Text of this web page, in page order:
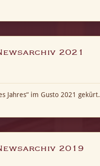
2021
Jahres“ im Gusto 2021 gekürt.
2019